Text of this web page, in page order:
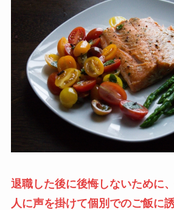
退職した後に後悔しないために
人に声を掛けて個別でのご飯に